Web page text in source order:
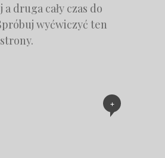
druga cały czas do
wyćwiczyć ten
+